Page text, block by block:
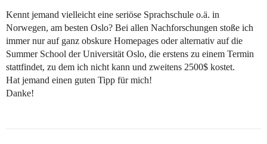
Kennt jemand vielleicht eine seriöse Sprachschule o.ä. in
Norwegen, am besten Oslo? Bei allen Nachforschungen stoße ich
immer nur auf ganz obskure Homepages oder alternativ auf die
Summer School der Universität Oslo, die erstens zu einem Termin
stattfindet, zu dem ich nicht kann und zweitens 2500$ kostet.
Hat jemand einen guten Tipp für mich!
Danke!